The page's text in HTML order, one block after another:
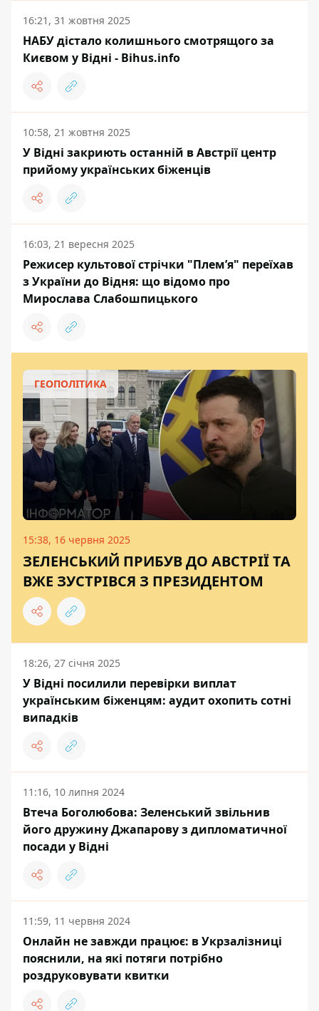
16:21, 31 жовтня 2025
НАБУ дістало колишнього смотрящого за
Києвом у Відні - Bihus.info
10:58, 21 жовтня 2025
У Відні закриють останній в Австрії центр
прийому українських біженців
16:03, 21 вересня 2025
Режисер культової стрічки "Племʼя" переїхав
з України до Відня: що відомо про
Мирослава Слабошпицького
ГЕОПОЛІТИКА
15:38, 16 червня 2025
ЗЕЛЕНСЬКИЙ ПРИБУВ ДО АВСТРІЇ ТА
ВЖЕ ЗУСТРІВСЯ З ПРЕЗИДЕНТОМ
18:26, 27 січня 2025
У Відні посилили перевірки виплат
українським біженцям: аудит охопить сотні
випадків
11:16, 10 липня 2024
Втеча Боголюбова: Зеленський звільнив
його дружину Джапарову з дипломатичної
посади у Відні
11:59, 11 червня 2024
Онлайн не завжди працює: в Укрзалізниці
пояснили, на які потяги потрібно
роздруковувати квитки